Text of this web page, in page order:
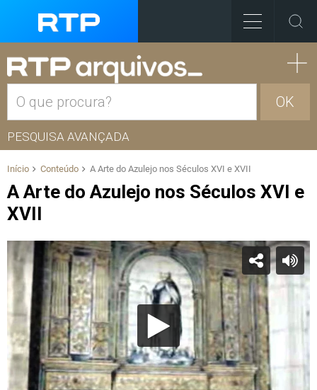
OK
PESQUISA AVANÇADA
Início Conteúdo A Arte do Azulejo nos Séculos XVI e XVII
A Arte do Azulejo nos Séculos XVI e
XVII